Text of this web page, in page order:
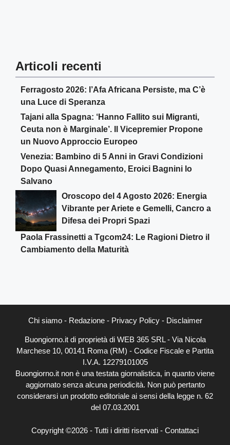
Articoli recenti
Ferragosto 2026: l’Afa Africana Persiste, ma C’è
una Luce di Speranza
Tajani alla Spagna: ‘Hanno Fallito sui Migranti,
Ceuta non è Marginale’. Il Vicepremier Propone
un Nuovo Approccio Europeo
Venezia: Bambino di 5 Anni in Gravi Condizioni
Dopo Quasi Annegamento, Eroici Bagnini lo
Salvano
Oroscopo del 4 Agosto 2026: Energia
Vibrante per Ariete e Gemelli, Cancro a
Difesa dei Propri Spazi
Paola Frassinetti a Tgcom24: Le Ragioni Dietro il
Cambiamento della Maturità
Chi siamo- Redazione- Privacy Policy- Disclaimer
Buongiorno.it di proprietà di WEB 365 SRL - Via Nicola
Marchese 10, 00141 Roma (RM) - Codice Fiscale e Partita
I.V.A. 12279101005
Buongiorno.it non è una testata giornalistica, in quanto viene
aggiornato senza alcuna periodicità. Non può pertanto
considerarsi un prodotto editoriale ai sensi della legge n. 62
del 07.03.2001
Copyright ©2026 - Tutti i diritti riservati - Contattaci